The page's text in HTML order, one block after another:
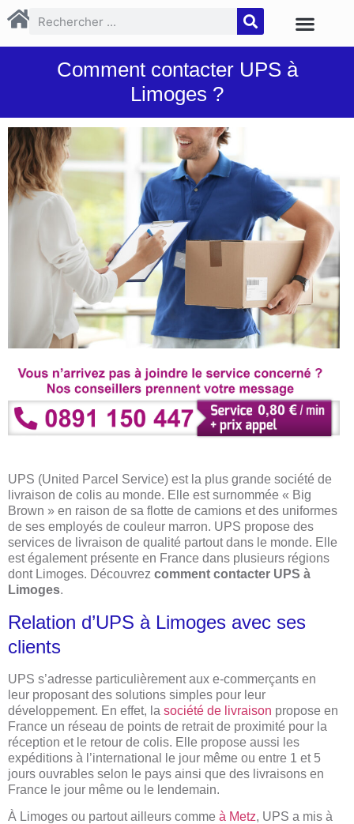
Comment contacter UPS à
Limoges ?
UPS (United Parcel Service) est la plus grande société de
livraison de colis au monde. Elle est surnommée « Big
Brown » en raison de sa flotte de camions et des uniformes
de ses employés de couleur marron. UPS propose des
services de livraison de qualité partout dans le monde. Elle
est également présente en France dans plusieurs régions
dont Limoges. Découvrez comment contacter UPS à
Limoges.
Relation d’UPS à Limoges avec ses
clients
UPS s’adresse particulièrement aux e-commerçants en
leur proposant des solutions simples pour leur
développement. En effet, la société de livraison propose en
France un réseau de points de retrait de proximité pour la
réception et le retour de colis. Elle propose aussi les
expéditions à l’international le jour même ou entre 1 et 5
jours ouvrables selon le pays ainsi que des livraisons en
France le jour même ou le lendemain.
À Limoges ou partout ailleurs comme à Metz, UPS a mis à